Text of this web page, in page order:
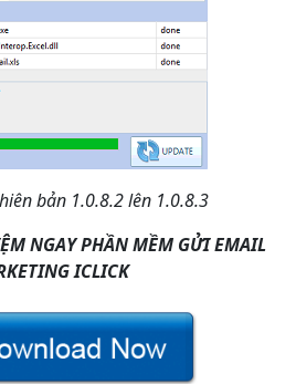
bản 1.0.8.2 lên 1.0.8.3
NGAY PHẦN MỀM GỬI EMAIL
ICLICK